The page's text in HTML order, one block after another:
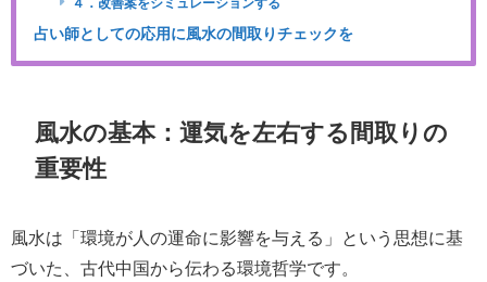
４．改善案をシミュレーションする
占い師としての応用に風水の間取りチェックを
風水の基本：運気を左右する間取りの
重要性
風水は「環境が人の運命に影響を与える」という思想に基
づいた、古代中国から伝わる環境哲学です。